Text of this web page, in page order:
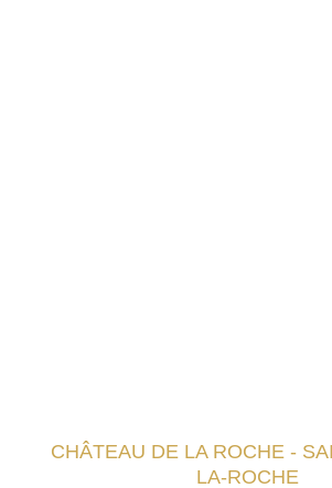
CHÂTEAU DE LA ROCHE -
LA-ROCHE